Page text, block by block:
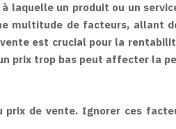
laquelle un produit ou un
multitude de facteurs, allant
est crucial pour la
prix trop bas peut affecter la
de vente. Ignorer ces